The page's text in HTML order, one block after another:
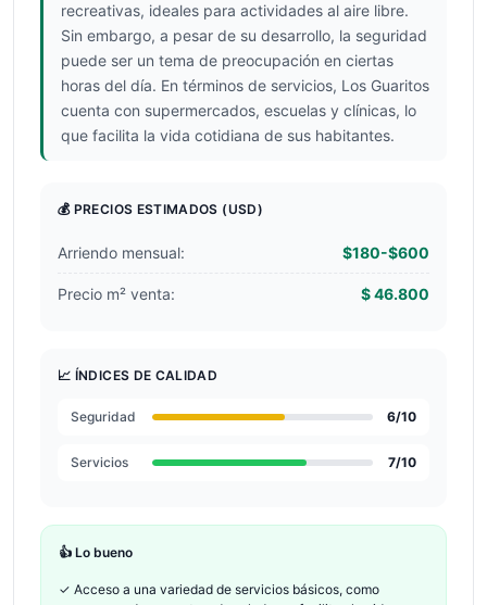
recreativas, ideales para actividades al aire libre.
Sin embargo, a pesar de su desarrollo, la seguridad
puede ser un tema de preocupación en ciertas
horas del día. En términos de servicios, Los Guaritos
cuenta con supermercados, escuelas y clínicas, lo
que facilita la vida cotidiana de sus habitantes.
💰 PRECIOS ESTIMADOS (USD)
Arriendo mensual: $180-$600
Precio m² venta: $ 46.800
📈 ÍNDICES DE CALIDAD
Seguridad 6/10
Servicios 7/10
👍 Lo bueno
✓ Acceso a una variedad de servicios básicos, como